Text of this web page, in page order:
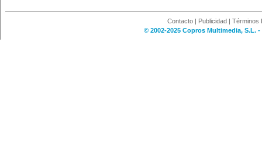
Contacto | Publicidad | Términos
© 2002-2025 Copros Multimedia, S.L.